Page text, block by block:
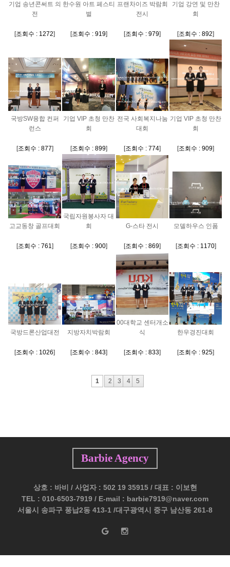
기업 송년콘써트 의
전
[조회수 : 1272]
한수원 아트 페스티
벌
[조회수 : 919]
프랜차이즈 박람회
전시
[조회수 : 979]
기업 강연 및 만찬
회
[조회수 : 892]
국방SW융합 컨퍼
런스
[조회수 : 877]
기업 VIP 초청 만찬
회
[조회수 : 899]
전국 사회복지나눔
대회
[조회수 : 774]
기업 VIP 초청 만찬
회
[조회수 : 909]
고교동창 골프대회
[조회수 : 761]
국립자원봉사자 대
회
[조회수 : 900]
G-스타 전시
[조회수 : 869]
모델하우스 인폼
[조회수 : 1170]
국방드론산업대전
[조회수 : 1026]
지방자치박람회
[조회수 : 843]
00대학교 센터개소
식
[조회수 : 833]
한우경진대회
[조회수 : 925]
1 2 3 4 5
Barbie Agency
상호 : 바비 / 사업자 : 502 19 35915 / 대표 : 이보현
TEL : 010-6503-7919 / E-mail : barbie7919@naver.com
서울시 송파구 풍납2동 413-1 /대구광역시 중구 남산동 261-8